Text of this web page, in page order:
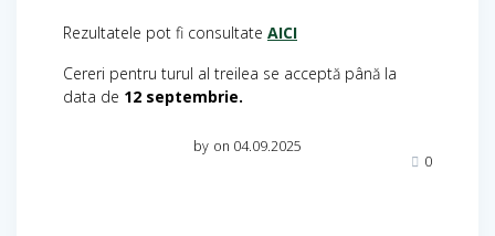
Rezultatele pot fi consultate AICI
Cereri pentru turul al treilea se acceptă până la
data de 12 septembrie.
by on 04.09.2025
0